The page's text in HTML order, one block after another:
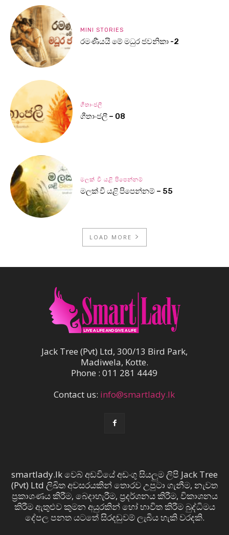
MINI STORIES
රමණීයයි මේ මධුර ජවනිකා -2
ගීතාංජලී
ගීතාංජලී – 08
මලක් වී යළි පිපෙන්නම්
මලක් වී යළි පිපෙන්නම් – 55
LOAD MORE
Jack Tree (Pvt) Ltd, 300/13 Bird Park,
Madiwela, Kotte.
Phone : 011 281 4449
Contact us: info@smartlady.lk
smartlady.lk වෙබ් අඩවියේ අඩංගු සියලුම ලිපි Jack Tree
(Pvt) Ltd ලිඛිත අවසරයකින් තොරව උපුටා ගැනීම, නැවත
ප්‍රකාශණය කිරීම, බෙදාහැරීම, ප්‍රදර්ශනය කිරීම, විකාශනය
කිරීම ඇතුළුව කුමන අයුරකින් හෝ භාවිත කිරීම බුද්ධිමය
දේපල පනත යටතේ සිරදඬුවම් ලැබිය හැකි වරදකි.